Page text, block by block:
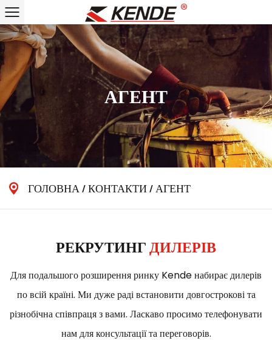
АГЕНТ
ГОЛОВНА /КОНТАКТИ/ АГЕНТ
РЕКРУТИНГ ДИЛЕРІВ
Для подальшого розширення ринку Kende набирає дилерів
по всій країні. Ми дуже раді встановити довгострокові та
різнобічна співпраця з вами. Ласкаво просимо телефонувати
нам для консультації та переговорів.